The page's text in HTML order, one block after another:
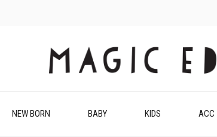
NEW BORN BABY KIDS ACC